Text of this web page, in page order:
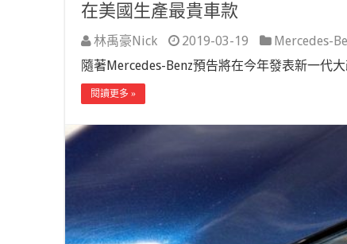
在美國生產最貴車款
林禹豪Nick 2019-03-19 Mercedes-
隨著Mercedes-Benz預告將在今年發表新一代
閱讀更多 »